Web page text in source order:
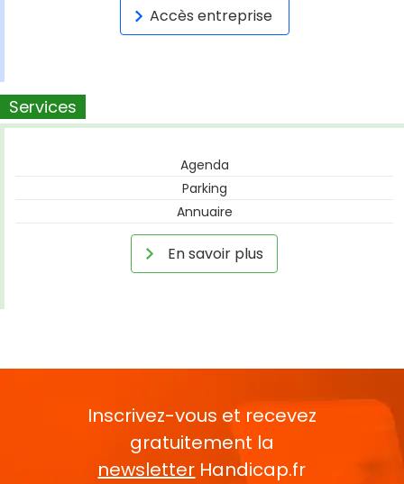
Accès entreprise
Services
Agenda
Parking
Annuaire
En savoir plus
Inscrivez-vous et recevez
gratuitement la
newsletter Handicap.fr